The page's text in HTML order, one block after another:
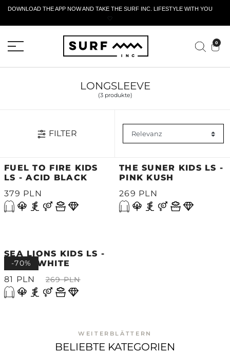
DOWNLOAD THE APP NOW AND TAKE THE SURF INC. LIFESTYLE WITH YOU
🤍
0
LONGSLEEVE
(3 produkte)
FILTER
FUEL TO FIRE KIDS
LS - ACID BLACK
379 PLN
THE SUNER KIDS LS -
PINK KUSH
269 PLN
SEA LIONS KIDS LS -
DIRTY WHITE
81 PLN
269 PLN
-70%
WEITERBLÄTTERN
BELIEBTE KATEGORIEN
AKTIVES RÜCKGABEFORMULAR